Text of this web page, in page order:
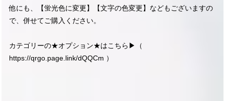
他にも、【蛍光色に変更】【文字の色変更】などもございますの
で、併せてご購入ください。
カテゴリーの★オプション★はこちら▶︎（
https://qrgo.page.link/dQQCm ）